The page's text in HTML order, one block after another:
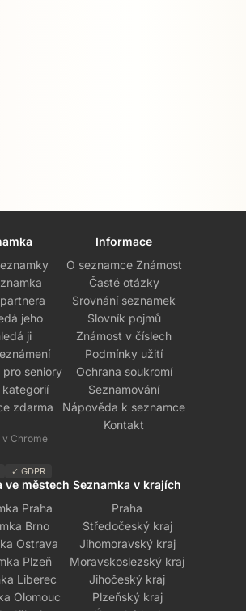
jeho
ji
pro seniory
kategorií
zdarma
v Chrome
✓ GDPR
Informace
O seznamce Známost
Časté otázky
Srovnání seznamek
Slovník pojmů
Známost v číslech
Podmínky užití
Ochrana soukromí
Seznamování
Nápověda k seznamce
Kontakt
ve městech
Praha
Brno
Ostrava
Plzeň
Liberec
Olomouc
Seznamka v krajích
Praha
Středočeský kraj
Jihomoravský kraj
Moravskoslezský kraj
Jihočeský kraj
Plzeňský kraj